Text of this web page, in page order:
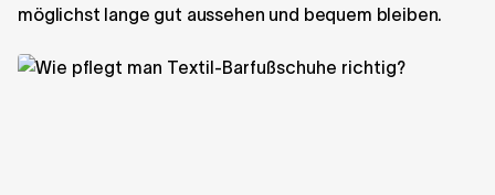
möglichst lange gut aussehen und bequem bleiben.